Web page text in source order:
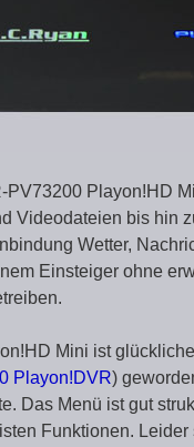
PV73200 Playon!HD
Videodateien bis hin
Wetter,
Einsteiger ohne
Mini ist
Playon!DVR)
Das Menü ist gut
Funktionen.